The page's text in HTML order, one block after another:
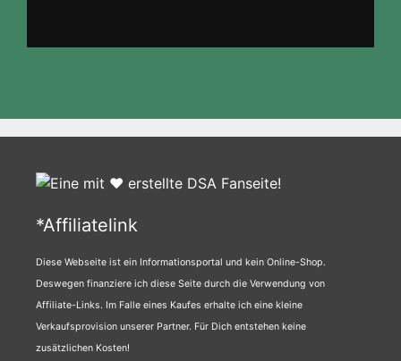
*Affiliatelink
Diese Webseite ist ein Informationsportal und kein Online-Shop.
Deswegen finanziere ich diese Seite durch die Verwendung von
Affiliate-Links. Im Falle eines Kaufes erhalte ich eine kleine
Verkaufsprovision unserer Partner. Für Dich entstehen keine
zusätzlichen Kosten!